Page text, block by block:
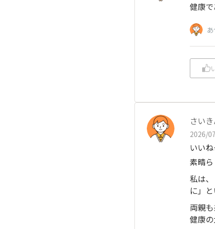
健康
さい
2026/
いいね
素晴
私は
に」
両親
健康